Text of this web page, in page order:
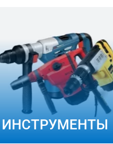
ИНСТРУМЕНТЫ